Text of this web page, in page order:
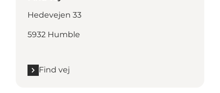
Hedevejen 33
5932 Humble
Find vej